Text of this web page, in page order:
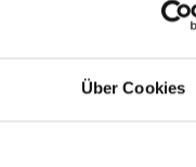
Über Cookies
mit immer größer
stattfinden
nicht immer
und diese auch